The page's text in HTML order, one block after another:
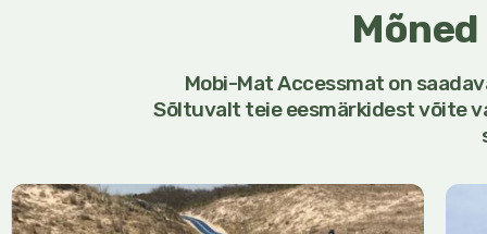
Mobi-Mat Accessmat on
Sõltuvalt teie eesmärkidest võite